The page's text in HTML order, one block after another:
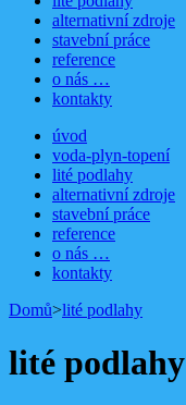
alternativní zdroje
stavební práce
reference
o nás …
kontakty
úvod
voda-plyn-topení
lité podlahy
alternativní zdroje
stavební práce
reference
o nás …
kontakty
Domů>lité podlahy
lité podlahy